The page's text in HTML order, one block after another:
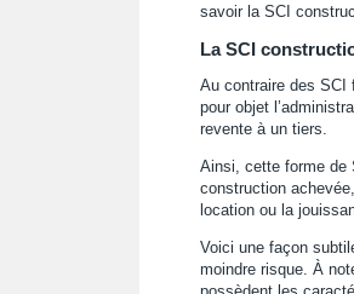
savoir la SCI
La SCI
Au contraire des SCI
pour objet
revente à un tiers.
Ainsi, cette forme de
construction
location ou la
Voici une façon
moindre risque. À